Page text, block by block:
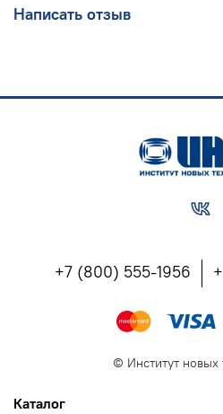
С конкретными
ПОДРОБНО О ВЕБИНАРЕ
>>>>
КОНТАКТЫ УЧЕБНОГО ЦЕНТРА
training@int-edu.ru
Написать отзыв
+7 (800) 555-1956
© Институт новых
Каталог